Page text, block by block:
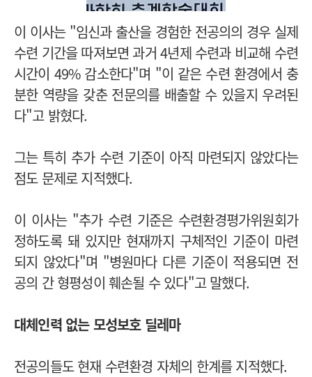
이 이사는 "임신과 출산을 경험한 전공의의 경우 실제
수련 기간을 따져보면 과거 4년제 수련과 비교해 수련
시간이 49% 감소한다"며 "이 같은 수련 환경에서 충
분한 역량을 갖춘 전문의를 배출할 수 있을지 우려된
다"고 밝혔다.
그는 특히 추가 수련 기준이 아직 마련되지 않았다는
점도 문제로 지적했다.
이 이사는 "추가 수련 기준은 수련환경평가위원회가
정하도록 돼 있지만 현재까지 구체적인 기준이 마련
되지 않았다"며 "병원마다 다른 기준이 적용되면 전
공의 간 형평성이 훼손될 수 있다"고 말했다.
대체인력 없는 모성보호 딜레마
전공의들도 현재 수련환경 자체의 한계를 지적했다.